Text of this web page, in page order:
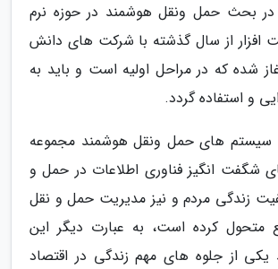
بحث حمل ونقل هوشمند در حوزه نرم
افزار از سال گذشته با شرکت های دانش
شده که در مراحل اولیه است و باید به
و استفاده گردد.
سیستم های حمل ونقل هوشمند مجموعه
شگفت انگیز فناوری اطلاعات در حمل و
زندگی مردم و نیز مدیریت حمل و نقل
متحول کرده است، به عبارت دیگر این
از جلوه های مهم زندگی در اقتصاد